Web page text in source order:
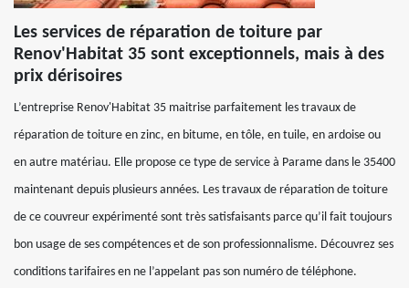
Les services de réparation de toiture par
Renov'Habitat 35 sont exceptionnels, mais à des
prix dérisoires
L’entreprise Renov'Habitat 35 maitrise parfaitement les travaux de
réparation de toiture en zinc, en bitume, en tôle, en tuile, en ardoise ou
en autre matériau. Elle propose ce type de service à Parame dans le 35400
maintenant depuis plusieurs années. Les travaux de réparation de toiture
de ce couvreur expérimenté sont très satisfaisants parce qu’il fait toujours
bon usage de ses compétences et de son professionnalisme. Découvrez ses
conditions tarifaires en ne l’appelant pas son numéro de téléphone.